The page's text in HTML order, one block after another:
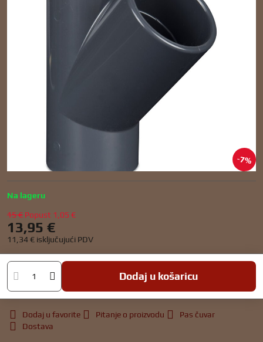
7%
Na lageru
15 € Popust 1,05 €
13,95 €
11,34 € isključujući PDV
Dodaj u košaricu
Dodaj u favorite Pitanje o proizvodu
Pas čuvar
Dostava